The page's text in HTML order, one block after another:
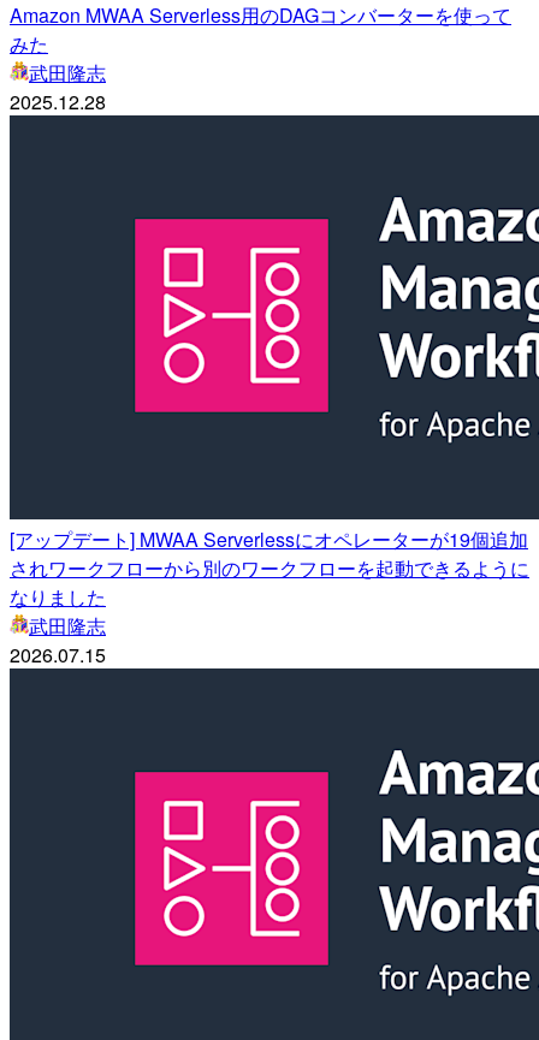
Amazon MWAA Serverless用のDAGコンバーターを使って
みた
武田隆志
2025.12.28
[アップデート] MWAA Serverlessにオペレーターが19個追加
されワークフローから別のワークフローを起動できるように
なりました
武田隆志
2026.07.15